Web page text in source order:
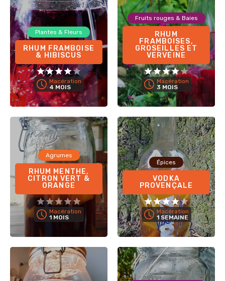
Plantes & Fleurs
RHUM FRAMBOISE
& HIBISCUS
Macération
4 MOIS
Fruits rouges & Baies
RHUM
FRAMBOISES,
GROSEILLES ET
VERVEINE
Macération
3 MOIS
Agrumes
RHUM MENTHE,
CITRON VERT &
ORANGE
Macération
1 MOIS
Épices
VODKA
PROVENÇALE
Macération
1 SEMAINE